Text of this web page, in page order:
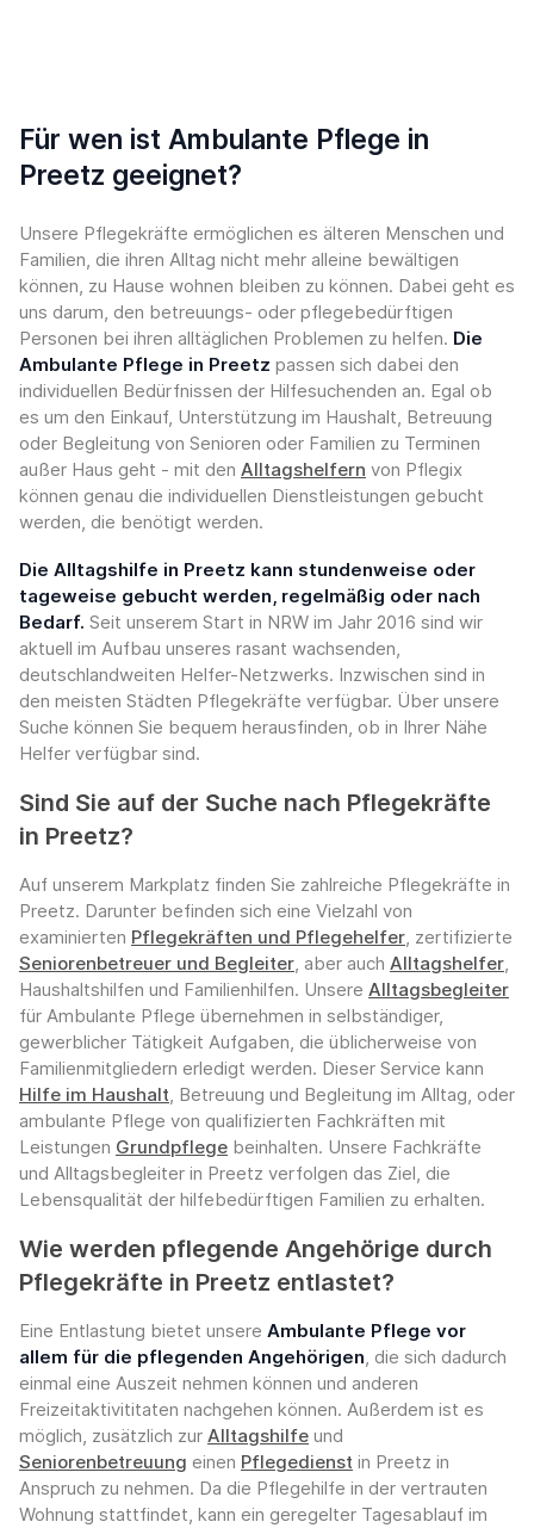
Für wen ist Ambulante Pflege in
Preetz geeignet?
Unsere Pflegekräfte ermöglichen es älteren Menschen und
Familien, die ihren Alltag nicht mehr alleine bewältigen
können, zu Hause wohnen bleiben zu können. Dabei geht es
uns darum, den betreuungs- oder pflegebedürftigen
Personen bei ihren alltäglichen Problemen zu helfen. Die
Ambulante Pflege in Preetz passen sich dabei den
individuellen Bedürfnissen der Hilfesuchenden an. Egal ob
es um den Einkauf, Unterstützung im Haushalt, Betreuung
oder Begleitung von Senioren oder Familien zu Terminen
außer Haus geht - mit den Alltagshelfern von Pflegix
können genau die individuellen Dienstleistungen gebucht
werden, die benötigt werden.
Die Alltagshilfe in Preetz kann stundenweise oder
tageweise gebucht werden, regelmäßig oder nach
Bedarf. Seit unserem Start in NRW im Jahr 2016 sind wir
aktuell im Aufbau unseres rasant wachsenden,
deutschlandweiten Helfer-Netzwerks. Inzwischen sind in
den meisten Städten Pflegekräfte verfügbar. Über unsere
Suche können Sie bequem herausfinden, ob in Ihrer Nähe
Helfer verfügbar sind.
Sind Sie auf der Suche nach Pflegekräfte
in Preetz?
Auf unserem Markplatz finden Sie zahlreiche Pflegekräfte in
Preetz. Darunter befinden sich eine Vielzahl von
examinierten Pflegekräften und Pflegehelfer, zertifizierte
Seniorenbetreuer und Begleiter, aber auch Alltagshelfer,
Haushaltshilfen und Familienhilfen. Unsere Alltagsbegleiter
für Ambulante Pflege übernehmen in selbständiger,
gewerblicher Tätigkeit Aufgaben, die üblicherweise von
Familienmitgliedern erledigt werden. Dieser Service kann
Hilfe im Haushalt, Betreuung und Begleitung im Alltag, oder
ambulante Pflege von qualifizierten Fachkräften mit
Leistungen Grundpflege beinhalten. Unsere Fachkräfte
und Alltagsbegleiter in Preetz verfolgen das Ziel, die
Lebensqualität der hilfebedürftigen Familien zu erhalten.
Wie werden pflegende Angehörige durch
Pflegekräfte in Preetz entlastet?
Eine Entlastung bietet unsere Ambulante Pflege vor
allem für die pflegenden Angehörigen, die sich dadurch
einmal eine Auszeit nehmen können und anderen
Freizeitaktivititaten nachgehen können. Außerdem ist es
möglich, zusätzlich zur Alltagshilfe und
Seniorenbetreuung einen Pflegedienst in Preetz in
Anspruch zu nehmen. Da die Pflegehilfe in der vertrauten
Wohnung stattfindet, kann ein geregelter Tagesablauf im